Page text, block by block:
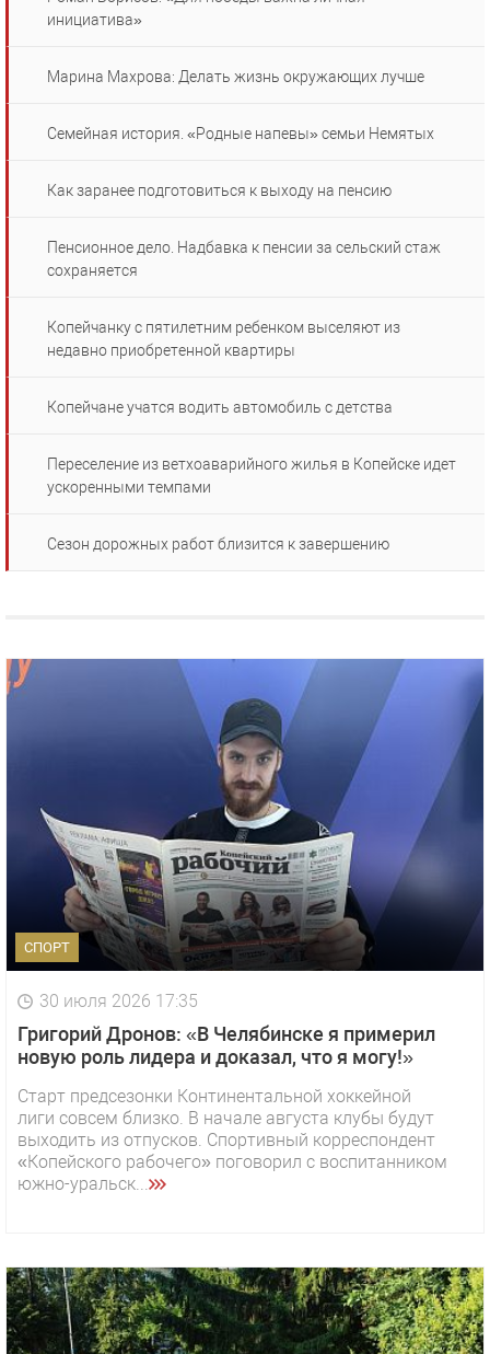
инициатива»
Марина Махрова: Делать жизнь окружающих лучше
Семейная история. «Родные напевы» семьи Немятых
Как заранее подготовиться к выходу на пенсию
Пенсионное дело. Надбавка к пенсии за сельский стаж
сохраняется
Копейчанку с пятилетним ребенком выселяют из
недавно приобретенной квартиры
Копейчане учатся водить автомобиль с детства
Переселение из ветхоаварийного жилья в Копейске идет
ускоренными темпами
Сезон дорожных работ близится к завершению
СПОРТ
30 июля 2026 17:35
Григорий Дронов: «В Челябинске я примерил
новую роль лидера и доказал, что я могу!»
Старт предсезонки Континентальной хоккейной
лиги совсем близко. В начале августа клубы будут
выходить из отпусков. Спортивный корреспондент
«Копейского рабочего» поговорил с воспитанником
южно-уральск...